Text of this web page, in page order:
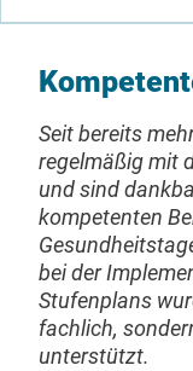
Seit bereits
regelmäßig mit
und sind
kompetenten
bei der
Stufenplans
fachlich,
unterstützt.